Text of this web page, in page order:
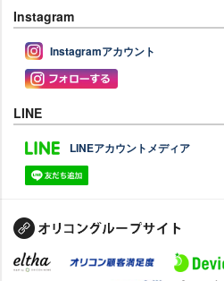
Instagram
Instagramアカウント
LINE
LINEアカウントメディア